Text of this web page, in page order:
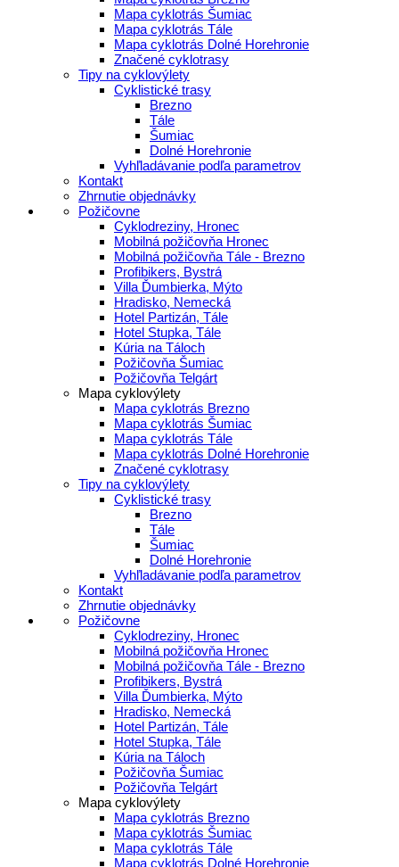
Mapa cyklotrás Šumiac
Mapa cyklotrás Tále
Mapa cyklotrás Dolné Horehronie
Značené cyklotrasy
Tipy na cyklovýlety
Cyklistické trasy
Brezno
Tále
Šumiac
Dolné Horehronie
Vyhľladávanie podľa parametrov
Kontakt
Zhrnutie objednávky
Požičovne
Cyklodreziny, Hronec
Mobilná požičovňa Hronec
Mobilná požičovňa Tále - Brezno
Profibikers, Bystrá
Villa Ďumbierka, Mýto
Hradisko, Nemecká
Hotel Partizán, Tále
Hotel Stupka, Tále
Kúria na Táloch
Požičovňa Šumiac
Požičovňa Telgárt
Mapa cyklovýlety
Mapa cyklotrás Brezno
Mapa cyklotrás Šumiac
Mapa cyklotrás Tále
Mapa cyklotrás Dolné Horehronie
Značené cyklotrasy
Tipy na cyklovýlety
Cyklistické trasy
Brezno
Tále
Šumiac
Dolné Horehronie
Vyhľladávanie podľa parametrov
Kontakt
Zhrnutie objednávky
Požičovne
Cyklodreziny, Hronec
Mobilná požičovňa Hronec
Mobilná požičovňa Tále - Brezno
Profibikers, Bystrá
Villa Ďumbierka, Mýto
Hradisko, Nemecká
Hotel Partizán, Tále
Hotel Stupka, Tále
Kúria na Táloch
Požičovňa Šumiac
Požičovňa Telgárt
Mapa cyklovýlety
Mapa cyklotrás Brezno
Mapa cyklotrás Šumiac
Mapa cyklotrás Tále
Mapa cyklotrás Dolné Horehronie